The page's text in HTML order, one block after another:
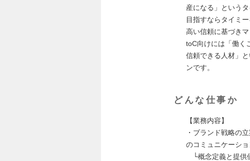
産になる」という
目指すならタイミ
高い信頼に基づき
toC向けには「働く
信頼できる人材」
ンです。
どんな仕事か
【業務内容】
・ブランド戦略の
のコミュニケーシ
└概念定義と提供